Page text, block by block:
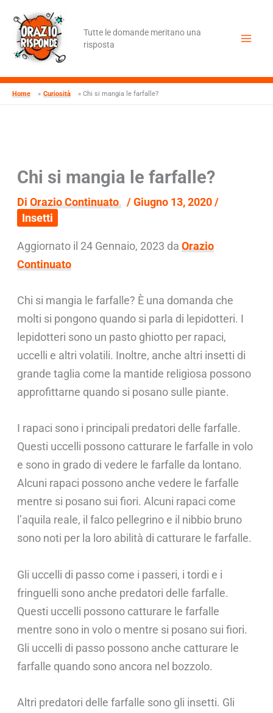
contenuto
Tutte le domande meritano una
risposta
Home Curiosità Chi si mangia le farfalle?
Chi si mangia le farfalle?
DiOrazio Continuato /Giugno 13, 2020/
Insetti
Aggiornato il 24 Gennaio, 2023 daOrazio
Continuato
Chi si mangia le farfalle? È una domanda che
molti si pongono quando si parla di lepidotteri. I
lepidotteri sono un pasto ghiotto per rapaci,
uccelli e altri volatili. Inoltre, anche altri insetti di
grande taglia come la mantide religiosa possono
approfittarne quando si posano sulle piante.
I rapaci sono i principali predatori delle farfalle.
Questi uccelli possono catturare le farfalle in volo
e sono in grado di vedere le farfalle da lontano.
Alcuni rapaci possono anche vedere le farfalle
mentre si posano sui fiori. Alcuni rapaci come
l’aquila reale, il falco pellegrino e il nibbio bruno
sono noti per la loro abilità di catturare le farfalle.
Gli uccelli di passo come i passeri, i tordi e i
fringuelli sono anche predatori delle farfalle.
Questi uccelli possono catturare le farfalle
mentre sono in volo o mentre si posano sui fiori.
Gli uccelli di passo possono anche catturare le
farfalle quando sono ancora nel bozzolo.
Altri predatori delle farfalle sono gli insetti. Gli